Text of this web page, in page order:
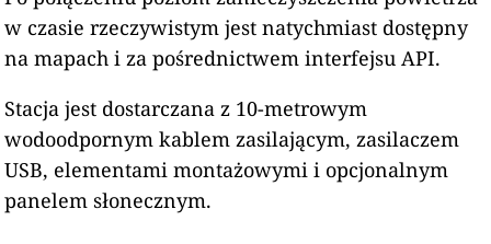
w czasie rzeczywistym jest natychmiast dostępny
na mapach i za pośrednictwem interfejsu API.
Stacja jest dostarczana z 10-metrowym
wodoodpornym kablem zasilającym, zasilaczem
USB, elementami montażowymi i opcjonalnym
panelem słonecznym.